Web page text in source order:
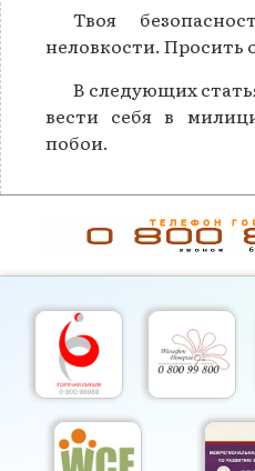
Твоя
неловкости.
В следующих
вести себя в
побои.